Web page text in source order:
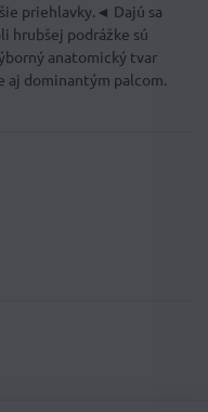
priehlavky.◄ Dajú sa
hrubšej podrážke sú
anatomický tvar
aj dominantým palcom.